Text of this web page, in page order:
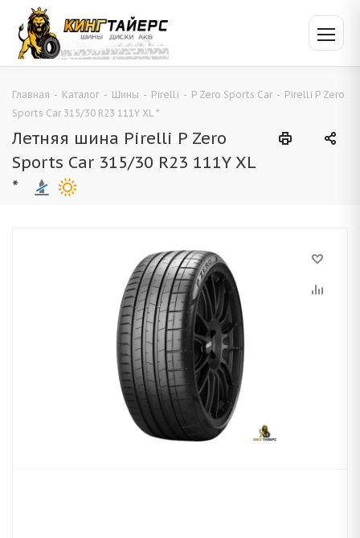
Главная - Каталог - Шины - Pirelli - P Zero Sports Car - Pirelli P Zero
Sports Car 315/30 R23 111Y XL *
Летняя шина Pirelli P Zero
Sports Car 315/30 R23 111Y XL
*